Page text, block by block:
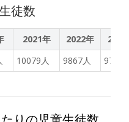
うございました。 先週、ア
した。白と紫が咲いている
話でしたが、赤も加わりま
した。 今日で３日連続の猛
ころを見ると、かわいい猫
ちゃんたちです。猫の肉球
まで細かに再現していまし
た。かわいいですね。５年
生は調理実習を行っていま
てもおいしいようです。そ
さい。一通り回ったら保護
者の皆様も見られる場所に
展示する予定です。グロー
ブが届いたときに、大谷選
手からのメッセージが同封
します。
です。 こちらは早朝のヤギ
小屋の屋根。 朝露が氷って
いました。初氷・・・か
な？ あ、そういえば一昨
日、バケツの中の水が半分
徒数
2021年 2022年
2023
10079人 9867人 9717